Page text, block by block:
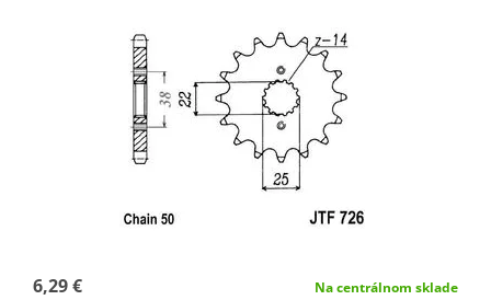
6,29 € Na centrálnom sklade